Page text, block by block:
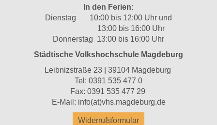
In den Ferien:
Dienstag 10:00 bis 12:00 Uhr und
13:00 bis 16:00 Uhr
Donnerstag 13:00 bis 16:00 Uhr
Städtische Volkshochschule Magdeburg
Leibnizstraße 23 | 39104 Magdeburg
Tel: 0391 535 477 0
Fax: 0391 535 477 29
E-Mail: info(at)vhs.magdeburg.de
Widerrufsformular